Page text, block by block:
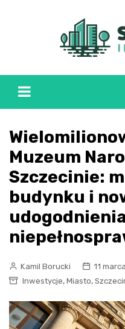
Muzeum
Szczecinie:
budynku i
Kamil Borucki
11
Inwestycje, Miasto,